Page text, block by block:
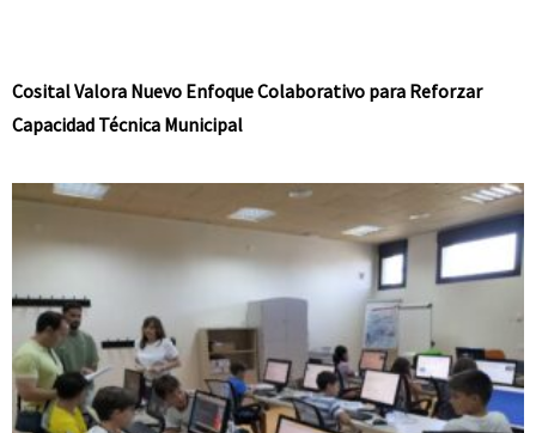
Cosital Valora Nuevo Enfoque Colaborativo para Reforzar
Capacidad Técnica Municipal